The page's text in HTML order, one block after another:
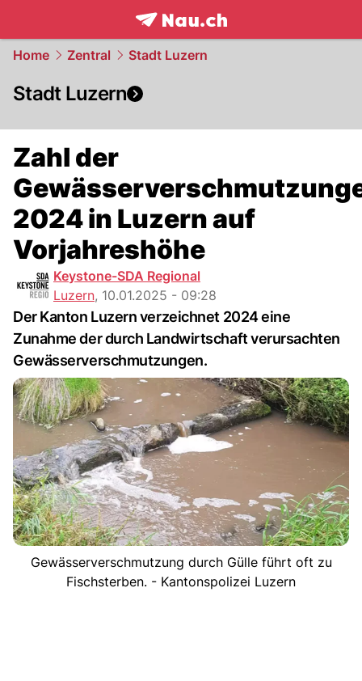
frontpage.NAU.ch
Home Zentral Stadt Luzern
Stadt Luzern
Zahl der
2024 in Luzern auf
Vorjahreshöhe
Keystone-SDA Regional
Luzern, 10.01.2025 - 09:28
Der Kanton Luzern verzeichnet 2024 eine
Zunahme der durch Landwirtschaft verursachten
Gewässerverschmutzungen.
Gewässerverschmutzung durch Gülle führt oft zu
Fischsterben. - Kantonspolizei Luzern